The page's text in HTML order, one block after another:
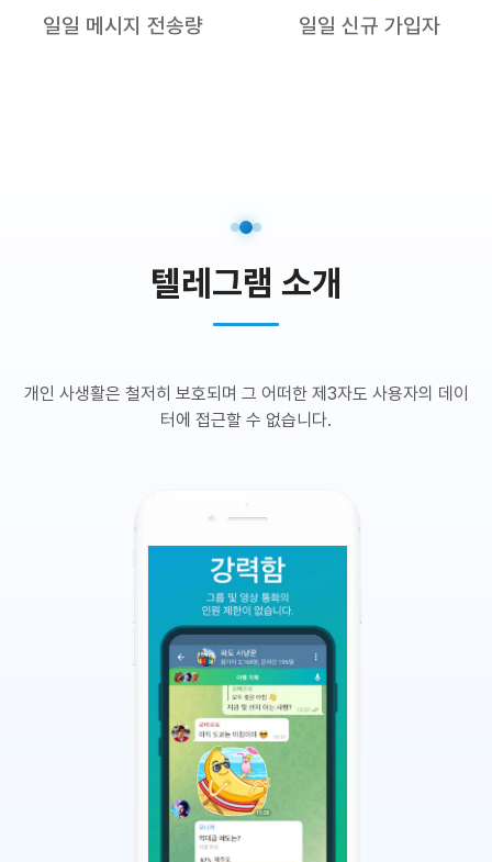
일일 메시지 전송량 일일 신규 가입자
텔레그램 소개
개인 사생활은 철저히 보호되며 그 어떠한 제3자도 사용자의 데이
터에 접근할 수 없습니다.